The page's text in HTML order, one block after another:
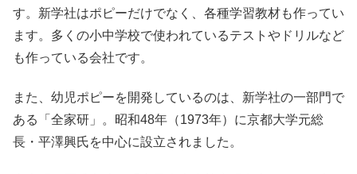
す。新学社はポピーだけでなく、各種学習教材も作ってい
ます。多くの小中学校で使われているテストやドリルなど
も作っている会社です。
また、幼児ポピーを開発しているのは、新学社の一部門で
ある「全家研」。昭和48年（1973年）に京都大学元総
長・平澤興氏を中心に設立されました。